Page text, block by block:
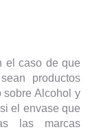
el caso de que
productos
sobre Alcohol y
el envase que
las marcas